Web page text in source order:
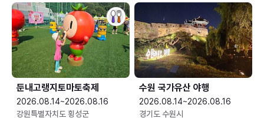
둔내고랭지토마토축제
2026.08.14~2026.08.16
강원특별자치도 횡성군
수원 국가유산 야행
2026.08.14~2026.08.16
경기도 수원시